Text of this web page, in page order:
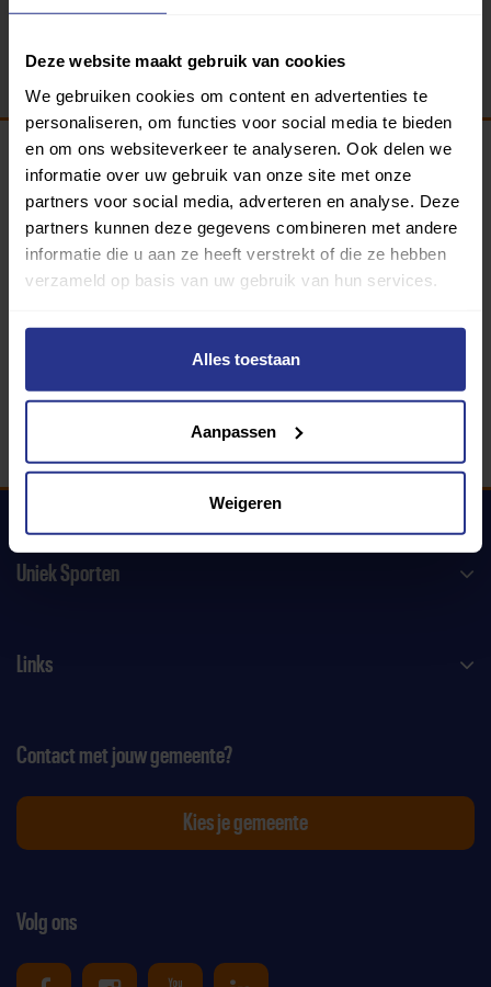
Deze website maakt gebruik van cookies
We gebruiken cookies om content en advertenties te
personaliseren, om functies voor social media te bieden
en om ons websiteverkeer te analyseren. Ook delen we
informatie over uw gebruik van onze site met onze
partners voor social media, adverteren en analyse. Deze
partners kunnen deze gegevens combineren met andere
informatie die u aan ze heeft verstrekt of die ze hebben
verzameld op basis van uw gebruik van hun services.
Alles toestaan
Aanpassen
Weigeren
Programma van:
340 gemeenten
Uniek Sporten
Links
Volg ons
Contact met jouw gemeente?
Kies je gemeente